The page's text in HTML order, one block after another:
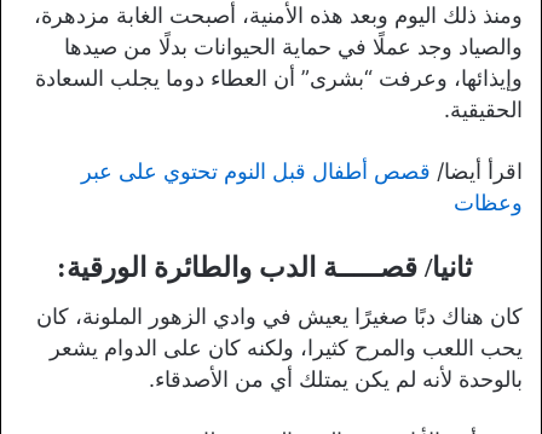
ومنذ ذلك اليوم وبعد هذه الأمنية، أصبحت الغابة مزدهرة،
والصياد وجد عملًا في حماية الحيوانات بدلًا من صيدها
وإيذائها، وعرفت “بشرى” أن العطاء دوما يجلب السعادة
الحقيقية.
اقرأ أيضا/ قصص أطفال قبل النوم تحتوي على عبر
وعظات
ثانيا/ قصـــــة الدب والطائرة الورقية:
كان هناك دبًا صغيرًا يعيش في وادي الزهور الملونة، كان
يحب اللعب والمرح كثيرا، ولكنه كان على الدوام يشعر
بالوحدة لأنه لم يكن يمتلك أي من الأصدقاء.